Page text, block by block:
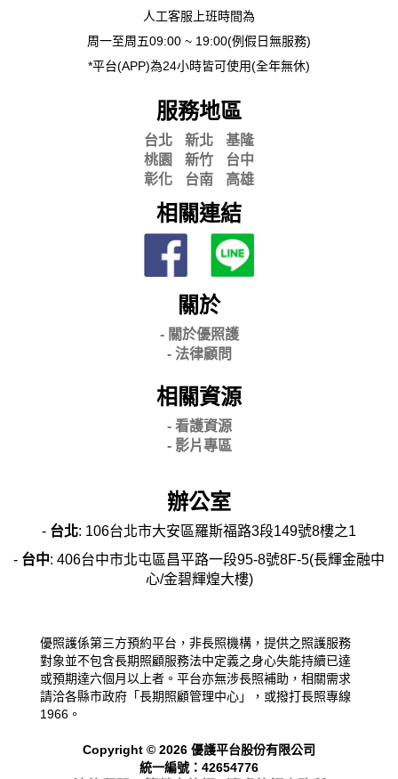
人工客服上班時間為
周一至周五09:00 ~ 19:00(例假日無服務)
*平台(APP)為24小時皆可使用(全年無休)
服務地區
台北 新北
基隆
桃園
新竹
台中
彰化
台南 高雄
相關連結
關於
- 關於優照護
- 法律顧問
相關資源
- 看護資源
- 影片專區
辦公室
- 台北: 106台北市大安區羅斯福路3段149號8樓之1
- 台中: 406台中市北屯區昌平路一段95-8號8F-5(長輝金融中
心/金碧輝煌大樓)
優照護係第三方預約平台，非長照機構，提供之照護服務
對象並不包含長期照顧服務法中定義之身心失能持續已達
或預期達六個月以上者。平台亦無涉長照補助，相關需求
請洽各縣市政府「長期照顧管理中心」，或撥打長照專線
1966。
Copyright © 2026 優護平台股份有限公司
統一編號：42654776